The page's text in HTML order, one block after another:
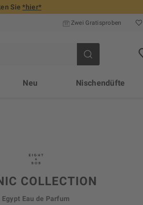
Sie*hier*
Zwei Gratisproben
Neu Nischendüfte
COLLECTION
Egypt Eau de Parfum